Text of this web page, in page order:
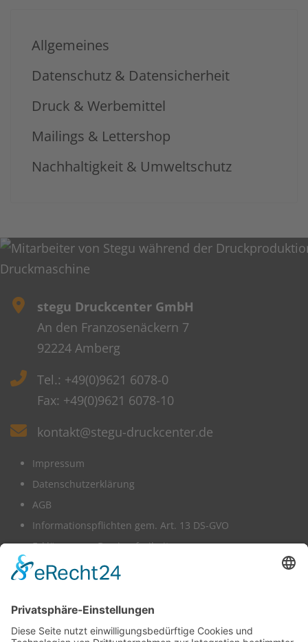
Allgemeines
Datenschutz & Datensicherheit
Druck & Werbemittel
Mailings & Lettershop
Nachhaltigkeit & Umweltschutz
stegu Druckcenter GmbH
An den Franzosenäckern 7
92224 Amberg
Tel.: +49(0)9621 6078-0
Fax: +49(0)9621 6078-10
kontakt@stegu-druckcenter.de
Impressum
Datenschutzerklärung
AGB
Informationspflichten gem. Art. 13 DS-GVO
Erklärung zur Barrierefreiheit